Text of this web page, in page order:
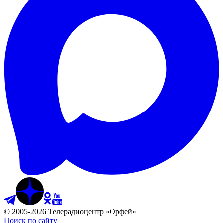
© 2005-2026 Телерадиоцентр «Орфей»
Поиск по сайту